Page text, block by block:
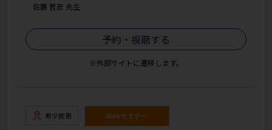
佐藤 哲彦 先生
予約・視聴する
※外部サイトに遷移します。
希少疾患 Webセミナー